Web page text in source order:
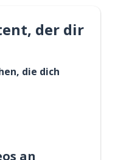
der dir
die dich
an